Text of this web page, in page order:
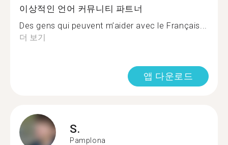
이상적인 언어 커뮤니티 파트너
Des gens qui peuvent m’aider avec le Français...
더 보기
앱 다운로드
S.
Pamplona